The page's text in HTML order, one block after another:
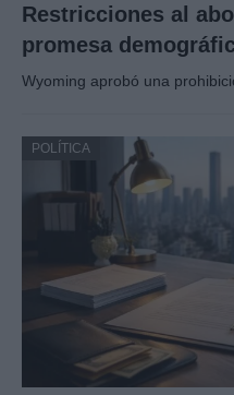
Restricciones al
promesa
Wyoming aprobó una
POLÍTICA